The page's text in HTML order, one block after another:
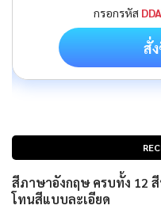
สีภาษาอังกฤษ ครบทั้ง 12
โทนสีแบบละเอียด
กรอกรหัส
สั่